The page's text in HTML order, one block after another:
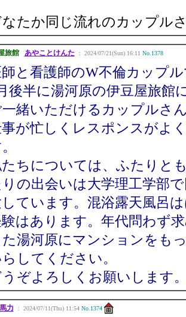
なたか同じ流れのカップル
旅館 あやことけんた ： 2024/07/21(Sun) 16:11 No.1378
師と看護師のW不倫カップ
後半に湯河原の伊豆屋旅館
一緒いただけるカップルさ
が忙しくレスポンスがよ
ちについては、ふたりと
の出会いは大学理工学部
ています。混浴露天風呂
はあります。年代問わず
た湯河原にマンションをも
してください。
うぞよろしくお願いします
馬力 ： 2024/07/11(Thu) 11:54 No.1374